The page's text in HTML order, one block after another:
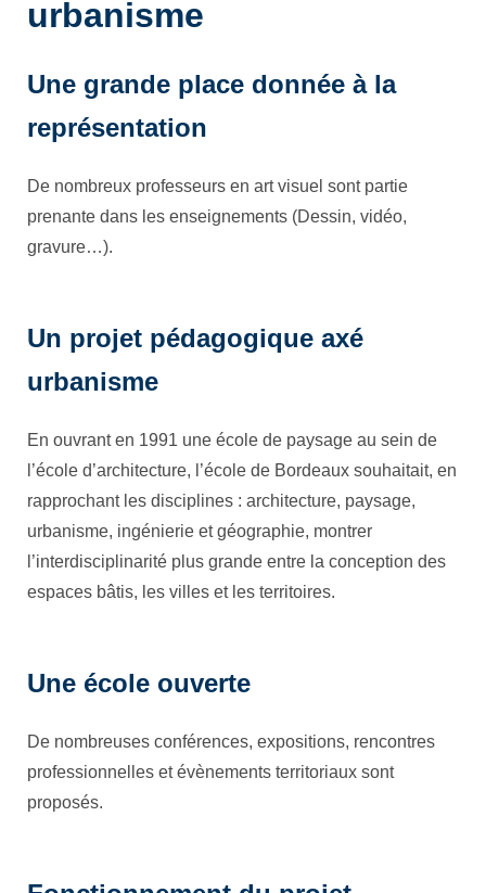
urbanisme
Une grande place donnée à la
représentation
De nombreux professeurs en art visuel sont partie
prenante dans les enseignements (Dessin, vidéo,
gravure…).
Un projet pédagogique axé
urbanisme
En ouvrant en 1991 une école de paysage au sein de
l’école d’architecture, l’école de Bordeaux souhaitait, en
rapprochant les disciplines : architecture, paysage,
urbanisme, ingénierie et géographie, montrer
l’interdisciplinarité plus grande entre la conception des
espaces bâtis, les villes et les territoires.
Une école ouverte
De nombreuses conférences, expositions, rencontres
professionnelles et évènements territoriaux sont
proposés.